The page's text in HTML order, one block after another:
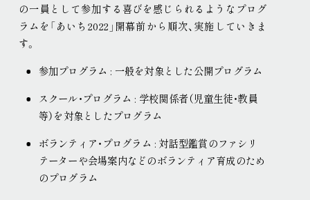
の一員として参加する喜びを感じられるようなプログ
ラムを「あいち2022」開幕前から順次、実施していきま
す。
参加プログラム : 一般を対象とした公開プログラム
スクール・プログラム : 学校関係者（児童生徒・教員
等）を対象としたプログラム
ボランティア・プログラム : 対話型鑑賞のファシリ
テーターや会場案内などのボランティア育成のため
のプログラム